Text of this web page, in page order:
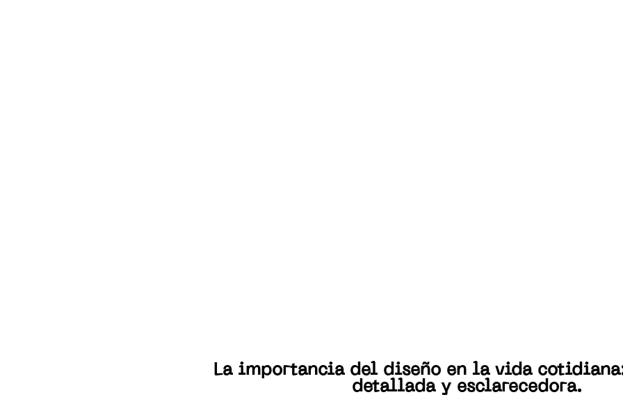
La importancia del diseño en la vida
detallada y esclarecedora.